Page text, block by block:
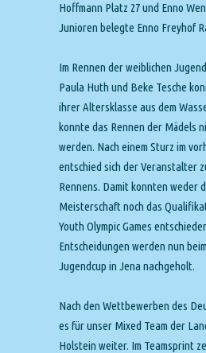
Hoffmann Platz 27 und Enno
Junioren belegte Enno Freyhof
Im Rennen der weiblichen
Paula Huth und Beke Tesche
ihrer Altersklasse aus dem
konnte das Rennen der Mädels
werden. Nach einem Sturz im
entschied sich der Veranstalter
Rennens. Damit konnten weder
Meisterschaft noch das
Youth Olympic Games
Entscheidungen werden nun
Jugendcup in Jena nachgeholt.
Nach den Wettbewerben des
es für unser Mixed Team der
Holstein weiter. Im Teamsprint